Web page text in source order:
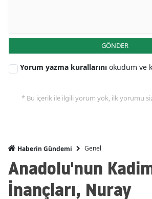
GÖNDER
Yorum yazma kurallarını okudum ve
* Bu içerik ile ilgili yorum yok, ilk yorumu siz
Haberin Gündemi Genel
Anadolu'nun
İnançları, Nuray